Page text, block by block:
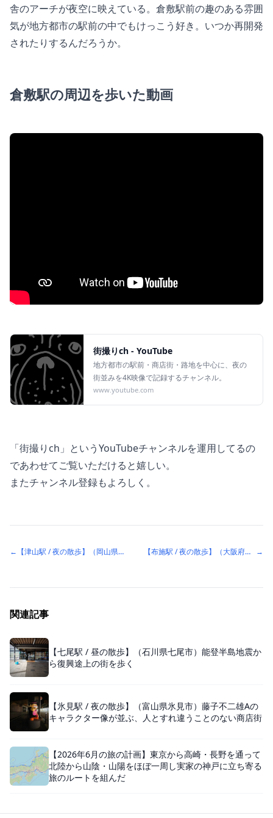
舎のアーチが夜空に映えている。倉敷駅前の趣のある雰囲
気が地方都市の駅前の中でもけっこう好き。いつか再開発
されたりするんだろうか。
倉敷駅の周辺を歩いた動画
街撮りch - YouTube
地方都市の駅前・商店街・路地を中心に、夜の
街並みを4K映像で記録するチャンネル。
www.youtube.com
「街撮りch」というYouTubeチャンネルを運用してるの
であわせてご覧いただけると嬉しい。
またチャンネル登録もよろしく。
← 【津山駅 / 夜の散歩】（岡山県津山市）おそらく忘年会ぽい団体さんとすれ違う飲み屋街 【布施駅 / 夜の散歩】（大阪府東大阪市）商店街と飲食店の明かりが続く駅前 →
関連記事
【七尾駅 / 昼の散歩】（石川県七尾市）能登半島地震か
ら復興途上の街を歩く
【氷見駅 / 夜の散歩】（富山県氷見市）藤子不二雄Aの
キャラクター像が並ぶ、人とすれ違うことのない商店街
【2026年6月の旅の計画】東京から高崎・長野を通って
北陸から山陰・山陽をほぼ一周し実家の神戸に立ち寄る
旅のルートを組んだ